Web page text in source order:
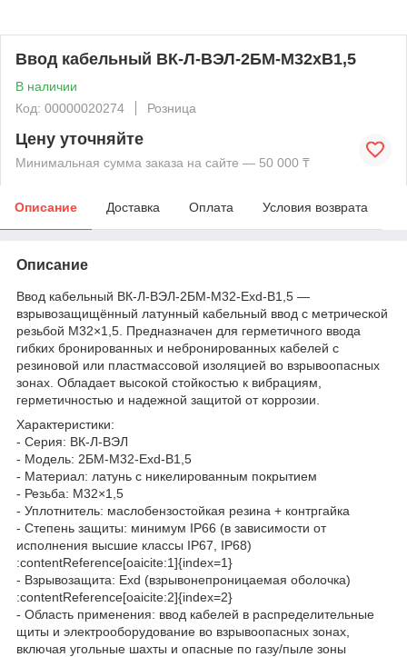
Ввод кабельный ВК-Л-ВЭЛ-2БМ-М32xВ1,5
В наличии
Код: 00000020274
Розница
Цену уточняйте
Минимальная сумма заказа на сайте — 50 000 ₸
Описание Доставка Оплата Условия возврата
Описание
Ввод кабельный ВК-Л-ВЭЛ-2БМ-М32-Exd-В1,5 —
взрывозащищённый латунный кабельный ввод с метрической
резьбой M32×1,5. Предназначен для герметичного ввода
гибких бронированных и небронированных кабелей с
резиновой или пластмассовой изоляцией во взрывоопасных
зонах. Обладает высокой стойкостью к вибрациям,
герметичностью и надежной защитой от коррозии.
Характеристики:
- Серия: ВК-Л-ВЭЛ
- Модель: 2БМ-М32-Exd-В1,5
- Материал: латунь с никелированным покрытием
- Резьба: M32×1,5
- Уплотнитель: маслобензостойкая резина + контргайка
- Степень защиты: минимум IP66 (в зависимости от
исполнения высшие классы IP67, IP68)
:contentReference[oaicite:1]{index=1}
- Взрывозащита: Exd (взрывонепроницаемая оболочка)
:contentReference[oaicite:2]{index=2}
- Область применения: ввод кабелей в распределительные
щиты и электрооборудование во взрывоопасных зонах,
включая угольные шахты и опасные по газу/пыле зоны